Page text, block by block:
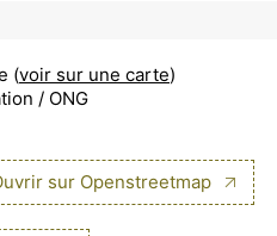
(voir sur une carte)
/ ONG
sur Openstreetmap